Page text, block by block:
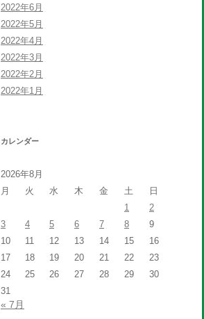
2022年6月
2022年5月
2022年4月
2022年3月
2022年2月
2022年1月
カレンダー
2026年8月
月
火 水 木 金 土
日
1
2
3
4 5 6 7 8
9
10
11 12 13 14 15
16
17
18 19 20 21 22
23
24
25 26 27 28 29
30
31
« 7月